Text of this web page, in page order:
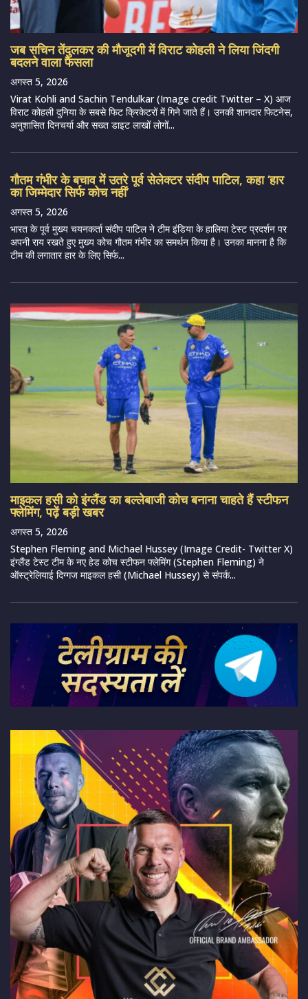
जब सचिन तेंदुलकर की मौजूदगी में विराट कोहली ने लिया जिंदगी
बदलने वाला फैसला
अगस्त 5, 2026
Virat Kohli and Sachin Tendulkar (Image credit Twitter – X) आज
विराट कोहली दुनिया के सबसे फिट क्रिकेटरों में गिने जाते हैं। उनकी शानदार फिटनेस,
अनुशासित दिनचर्या और सख्त डाइट लाखों लोगों...
गौतम गंभीर के बचाव में उतरे पूर्व सेलेक्टर संदीप पाटिल, कहा ‘हार
का जिम्मेदार सिर्फ कोच नहीं’
अगस्त 5, 2026
भारत के पूर्व मुख्य चयनकर्ता संदीप पाटिल ने टीम इंडिया के हालिया टेस्ट प्रदर्शन पर
अपनी राय रखते हुए मुख्य कोच गौतम गंभीर का समर्थन किया है। उनका मानना है कि
टीम की लगातार हार के लिए सिर्फ...
माइकल हसी को इंग्लैंड का बल्लेबाजी कोच बनाना चाहते हैं स्टीफन
फ्लेमिंग, पढ़ें बड़ी खबर
अगस्त 5, 2026
Stephen Fleming and Michael Hussey (Image Credit- Twitter X)
इंग्लैंड टेस्ट टीम के नए हेड कोच स्टीफन फ्लेमिंग (Stephen Fleming) ने
ऑस्ट्रेलियाई दिग्गज माइकल हसी (Michael Hussey) से संपर्क...